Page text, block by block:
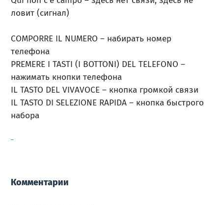
ловит (сигнал)
COMPORRE IL NUMERO – набирать номер
телефона
PREMERE I TASTI (I BOTTONI) DEL TELEFONO –
нажимать кнопки телефона
IL TASTO DEL VIVAVOCE – кнопка громкой связи
IL TASTO DI SELEZIONE RAPIDA – кнопка быстрого
набора
Комментарии